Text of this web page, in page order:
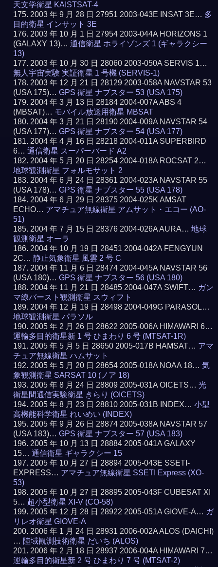
天文学衛星 KAISTSAT-4
2003 年 9 月 28 日 27951 2003-043E INSAT 3E… 多
目的衛星 インサット 3E
2003 年 10 月 1 日 27954 2003-044A HORIZONS 1
(GALAXY 13)…通信衛星 ホライゾンズ 1 (ギャラクシー
13)
2003 年 10 月 30 日 28060 2003-050A SERVIS 1…
無人宇宙実験 実証衛星 1 号機 (SERVIS-1)
2003 年 12 月 21 日 28129 2003-058A NAVSTAR 53
(USA 175)…GPS 衛星 ナブスター 53 (USA 175)
2004 年 3 月 13 日 28184 2004-007A ABS 4
(MBSAT)… モバイル放送用衛星 MBSAT
2004 年 3 月 21 日 28190 2004-009A NAVSTAR 54
(USA 177)…GPS 衛星 ナブスター 54 (USA 177)
2004 年 4 月 16 日 28218 2004-011A SUPERBIRD
6…通信衛星 スーパーバード A2
2004 年 5 月 20 日 28254 2004-018A ROCSAT 2…
地球観測衛星 フォルモサット 2
2004 年 6 月 24 日 28361 2004-023A NAVSTAR 55
(USA 178)…GPS 衛星 ナブスター 55 (USA 178)
2004 年 6 月 29 日 28375 2004-025K AMSAT
ECHO… アマチュア無線衛星 アムサット・エコー (AO-
51)
2004 年 7 月 15 日 28376 2004-026A AURA…地球
観測衛星 オーラ
2004 年 10 月 19 日 28451 2004-042A FENGYUN
2C…静止気象衛星 風雲 2 号 C
2004 年 11 月 6 日 28474 2004-045A NAVSTAR 56
(USA 180)…GPS 衛星 ナブスター 56 (USA 180)
2004 年 11 月 21 日 28485 2004-047A SWIFT… ガン
マ線バースト観測衛星 スウィフト
2004 年 12 月 19 日 28498 2004-049G PARASOL…
地球観測衛星 パラソル
2005 年 2 月 26 日 28622 2005-006A HIMAWARI 6…
運輸多目的衛星新 1 号 ひまわり 6 号 (MTSAT-1R)
2005 年 5 月 5 日 28650 2005-017B HAMSAT… アマ
チュア無線衛星 ハムサット
2005 年 5 月 20 日 28654 2005-018A NOAA 18…気
象観測衛星 SARSAT 10 (ノア 18)
2005 年 8 月 24 日 28809 2005-031A OICETS…光
衛星間通信実験衛星 きらり (OICETS)
2005 年 8 月 23 日 28810 2005-031B INDEX…小型
高機能科学衛星 れいめい (INDEX)
2005 年 9 月 26 日 28874 2005-038A NAVSTAR 57
(USA 183)…GPS 衛星 ナブスター 57 (USA 183)
2005 年 10 月 13 日 28884 2005-041A GALAXY
15…通信衛星 ギャラクシー 15
2005 年 10 月 27 日 28894 2005-043E SSETI-
EXPRESS… アマチュア無線衛星 SSETI Express (XO-
53)
2005 年 10 月 27 日 28895 2005-043F CUBESAT XI
5… 超小型衛星 XI-V (CO-58)
2005 年 12 月 28 日 28922 2005-051A GIOVE-A… ガ
リレオ衛星 GIOVE-A
2006 年 1 月 24 日 28931 2006-002A ALOS (DAICHI)
… 陸域観測技術衛星 だいち (ALOS)
2006 年 2 月 18 日 28937 2006-004A HIMAWARI 7…
運輸多目的衛星新 2 号 ひまわり 7 号 (MTSAT-2)